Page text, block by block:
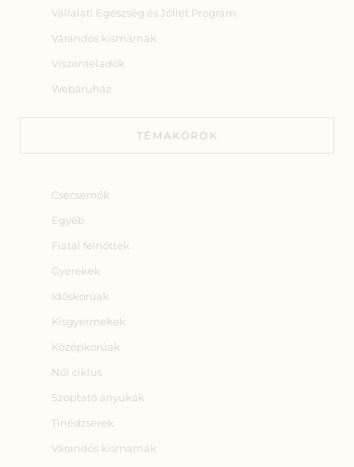
Vállalati Egészség és Jóllét Program
Várandós kismamák
Viszonteladók
Webáruház
TÉMAKÖRÖK
Csecsemők
Egyéb
Fiatal felnőttek
Gyerekek
Időskorúak
Kisgyermekek
Középkorúak
Női ciklus
Szoptató anyukák
Tinédzserek
Várandós kismamák